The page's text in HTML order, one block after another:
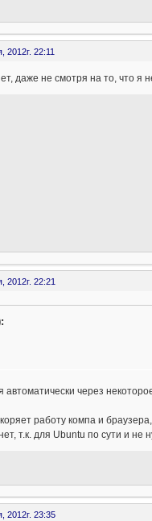
2012г. 22:11
даже не смотря на то, что я
2012г. 22:21
автоматически через
работу компа и
т.к. для Ubuntu по сути и не
2012г. 23:35